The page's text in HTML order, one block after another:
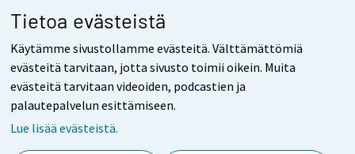
Tietoa evästeistä
Käytämme sivustollamme evästeitä. Välttämättömiä
evästeitä tarvitaan, jotta sivusto toimii oikein. Muita
evästeitä tarvitaan videoiden, podcastien ja
palautepalvelun esittämiseen.
Lue lisää evästeistä.